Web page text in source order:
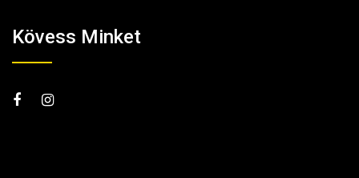
Kövess Minket